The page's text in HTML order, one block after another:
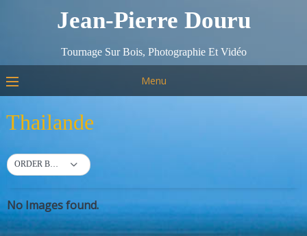
Jean-Pierre Douru
Tournage Sur Bois, Photographie Et Vidéo
Menu
Thailande
ORDER BY DEFAULT
No Images found.